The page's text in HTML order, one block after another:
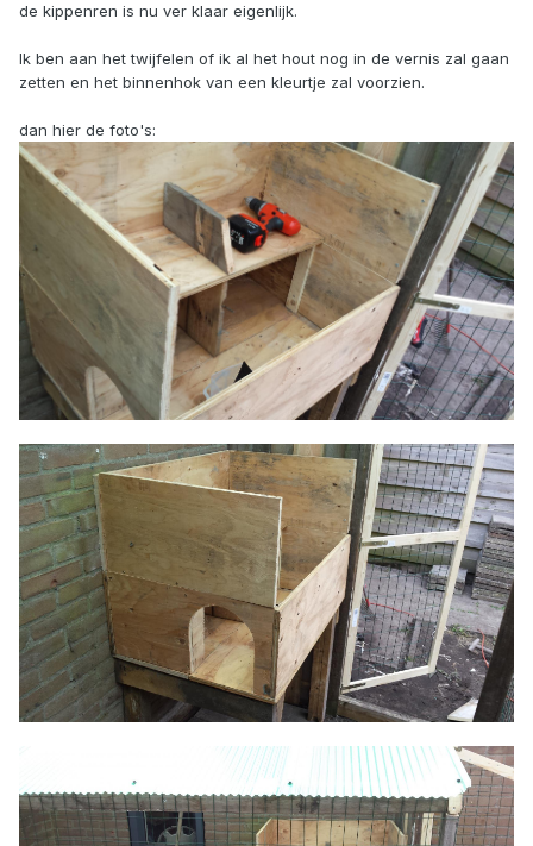
de kippenren is nu ver klaar eigenlijk.
Ik ben aan het twijfelen of ik al het hout nog in de vernis zal gaan
zetten en het binnenhok van een kleurtje zal voorzien.
dan hier de foto's: